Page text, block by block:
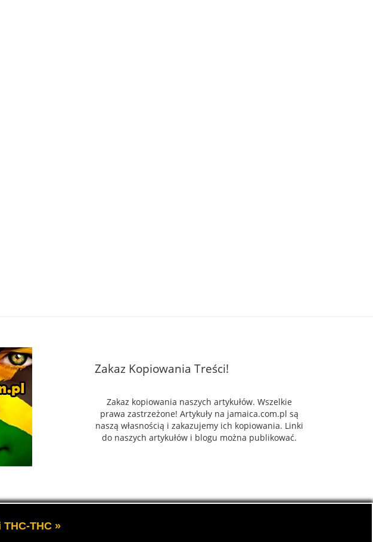
Zakaz Kopiowania Treści!
Zakaz kopiowania naszych artykułów. Wszelkie
prawa zastrzeżone! Artykuły na jamaica.com.pl są
naszą własnością i zakazujemy ich kopiowania. Linki
do naszych artykułów i blogu można publikować.
konopi CBD.
THC »